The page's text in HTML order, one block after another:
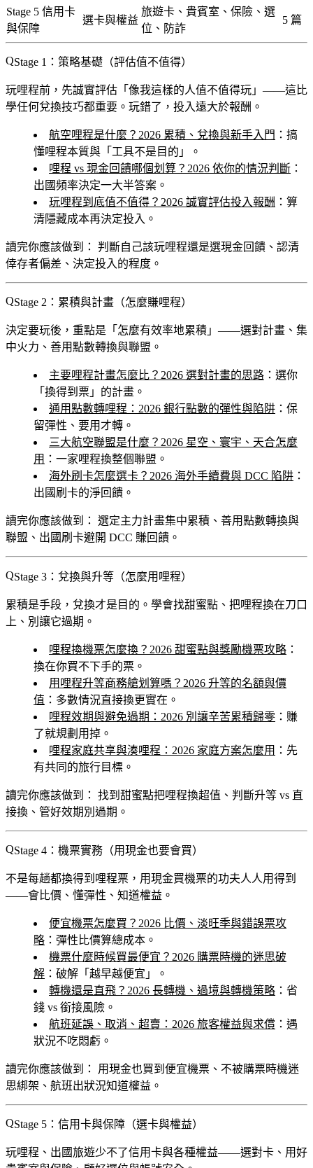
Stage 5 信用卡
與保障
選卡與權益
旅遊卡、貴賓室、保險、選
位、防詐
5 篇
Stage 1：策略基礎（評估值不值得）
玩哩程前，先誠實評估「像我這樣的人值不值得玩」——這比
學任何兌換技巧都重要。玩錯了，投入遠大於報酬。
航空哩程是什麼？2026 累積、兌換與新手入門 ：搞
懂哩程本質與「工具不是目的」。
哩程 vs 現金回饋哪個划算？2026 依你的情況判斷 ：
出國頻率決定一大半答案。
玩哩程到底值不值得？2026 誠實評估投入報酬 ：算
清隱藏成本再決定投入。
讀完你應該做到： 判斷自己該玩哩程還是選現金回饋、認清
倖存者偏差、決定投入的程度。
Stage 2：累積與計畫（怎麼賺哩程）
決定要玩後，重點是「怎麼有效率地累積」——選對計畫、集
中火力、善用點數轉換與聯盟。
主要哩程計畫怎麼比？2026 選對計畫的思路 ：選你
「換得到票」的計畫。
通用點數轉哩程：2026 銀行點數的彈性與陷阱 ：保
留彈性、要用才轉。
三大航空聯盟是什麼？2026 星空、寰宇、天合怎麼
用 ：一家哩程換整個聯盟。
海外刷卡怎麼選卡？2026 海外手續費與 DCC 陷阱 ：
出國刷卡的淨回饋。
讀完你應該做到： 選定主力計畫集中累積、善用點數轉換與
聯盟、出國刷卡避開 DCC 賺回饋。
Stage 3：兌換與升等（怎麼用哩程）
累積是手段，兌換才是目的。學會找甜蜜點、把哩程換在刀口
上、別讓它過期。
哩程換機票怎麼換？2026 甜蜜點與獎勵機票攻略 ：
換在你買不下手的票。
用哩程升等商務艙划算嗎？2026 升等的名額與價
值 ：多數情況直接換更實在。
哩程效期與避免過期：2026 別讓辛苦累積歸零 ：賺
了就規劃用掉。
哩程家庭共享與湊哩程：2026 家庭方案怎麼用 ：先
有共同的旅行目標。
讀完你應該做到： 找到甜蜜點把哩程換超值、判斷升等 vs 直
接換、管好效期別過期。
Stage 4：機票實務（用現金也要會買）
不是每趟都換得到哩程票，用現金買機票的功夫人人用得到
——會比價、懂彈性、知道權益。
便宜機票怎麼買？2026 比價、淡旺季與錯誤票攻
略 ：彈性比價算總成本。
機票什麼時候買最便宜？2026 購票時機的迷思破
解 ：破解「越早越便宜」。
轉機還是直飛？2026 長轉機、過境與轉機策略 ：省
錢 vs 銜接風險。
航班延誤、取消、超賣：2026 旅客權益與求償 ：遇
狀況不吃悶虧。
讀完你應該做到：
用現金也買到便宜機票、不被購票時機迷
思綁架、航班出狀況知道權益。
Stage 5：信用卡與保障（選卡與權益）
玩哩程、出國旅遊少不了信用卡與各種權益——選對卡、用好